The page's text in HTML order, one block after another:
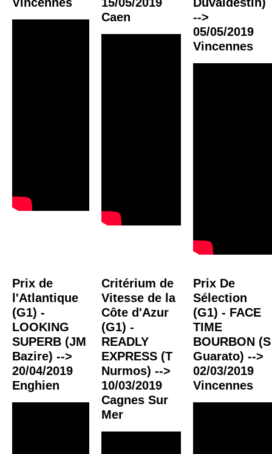
Vincennes
15/05/2019
Caen
Duvaldestin)
-->
05/05/2019
Vincennes
Prix de
l'Atlantique
(G1) -
LOOKING
SUPERB (JM
Bazire) -->
20/04/2019
Enghien
Critérium de
Vitesse de la
Côte d'Azur
(G1) -
READLY
EXPRESS (T
Nurmos) -->
10/03/2019
Cagnes Sur
Mer
Prix De
Sélection
(G1) - FACE
TIME
BOURBON (S
Guarato) -->
02/03/2019
Vincennes